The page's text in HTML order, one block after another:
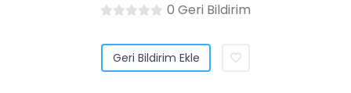
0 Geri Bildirim
Geri Bildirim Ekle